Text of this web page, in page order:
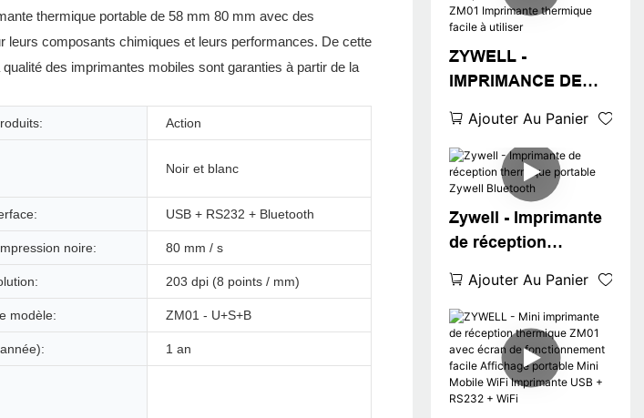
ZYWELL -
IMPRIMANCE DE
PORTABLE sans fil
80 mm imprimante
de réception mobile
Bluetooth ZM01
Imprimante
thermique facile à
utiliser
Ajouter Au Panier
Zywell - Imprimante
de réception
Zywell Bluetooth
Ajouter Au Panier
thermique portable de 58 mm 80 mm avec des
composants chimiques et leurs performances. De cette
des imprimantes mobiles sont garanties à partir de la
Action
Noir et blanc
USB + RS232 + Bluetooth
noire: 80 mm / s
203 dpi (8 points / mm)
modèle: ZM01 - U+S+B
1 an